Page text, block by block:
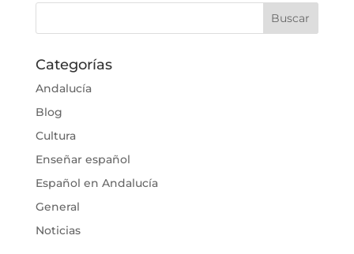
Categorías
Andalucía
Blog
Cultura
Enseñar español
Español en Andalucía
General
Noticias